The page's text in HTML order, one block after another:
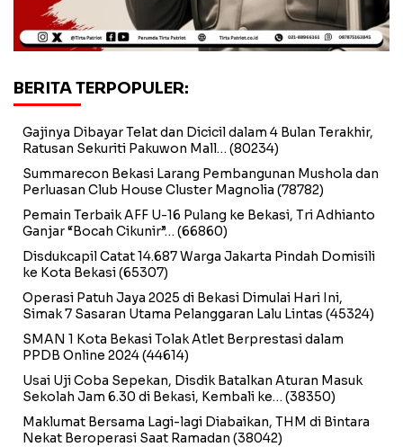
BERITA TERPOPULER:
Gajinya Dibayar Telat dan Dicicil dalam 4 Bulan Terakhir,
Ratusan Sekuriti Pakuwon Mall… (80234)
Summarecon Bekasi Larang Pembangunan Mushola dan
Perluasan Club House Cluster Magnolia (78782)
Pemain Terbaik AFF U-16 Pulang ke Bekasi, Tri Adhianto
Ganjar “Bocah Cikunir”… (66860)
Disdukcapil Catat 14.687 Warga Jakarta Pindah Domisili
ke Kota Bekasi(65307)
Operasi Patuh Jaya 2025 di Bekasi Dimulai Hari Ini,
Simak 7 Sasaran Utama Pelanggaran Lalu Lintas (45324)
SMAN 1 Kota Bekasi Tolak Atlet Berprestasi dalam
PPDB Online 2024(44614)
Usai Uji Coba Sepekan, Disdik Batalkan Aturan Masuk
Sekolah Jam 6.30 di Bekasi, Kembali ke… (38350)
Maklumat Bersama Lagi-lagi Diabaikan, THM di Bintara
Nekat Beroperasi Saat Ramadan (38042)